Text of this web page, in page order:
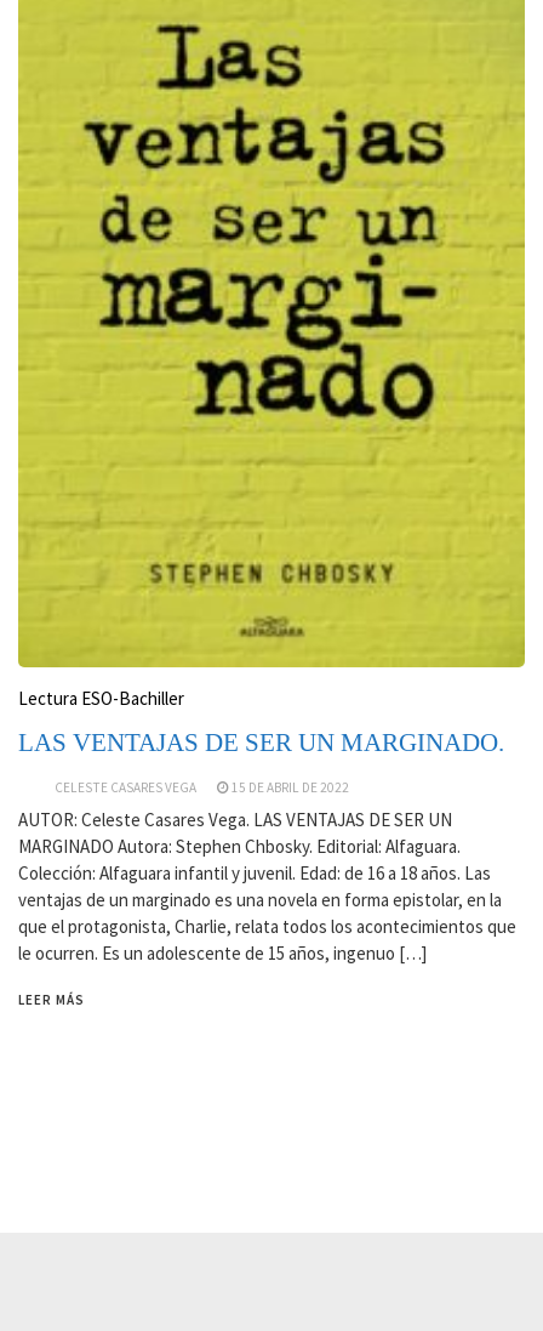
Lectura ESO-Bachiller
LAS VENTAJAS DE SER UN MARGINADO.
CELESTE CASARES VEGA 15 DE ABRIL DE 2022
AUTOR: Celeste Casares Vega. LAS VENTAJAS DE SER UN
MARGINADO Autora: Stephen Chbosky. Editorial: Alfaguara.
Colección: Alfaguara infantil y juvenil. Edad: de 16 a 18 años. Las
ventajas de un marginado es una novela en forma epistolar, en la
que el protagonista, Charlie, relata todos los acontecimientos que
le ocurren. Es un adolescente de 15 años, ingenuo […]
LEER MÁS